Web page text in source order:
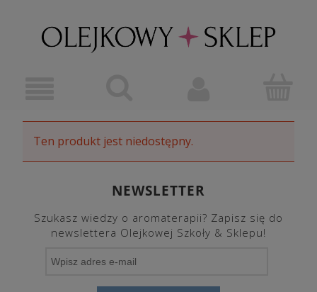
Ten produkt jest niedostępny.
NEWSLETTER
Szukasz wiedzy o aromaterapii? Zapisz się do
newslettera Olejkowej Szkoły & Sklepu!